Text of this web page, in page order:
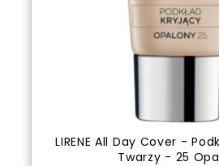
LIRENE All Day Cover -
Twarzy - 25